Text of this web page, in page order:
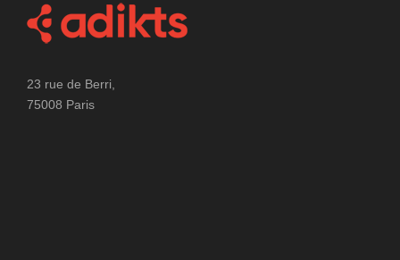
23 rue de Berri,
75008 Paris